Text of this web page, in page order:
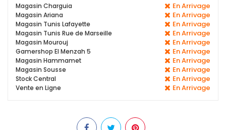
Magasin Charguia En Arrivage
Magasin Ariana En Arrivage
Magasin Tunis Lafayette En Arrivage
Magasin Tunis Rue de Marseille En Arrivage
Magasin Mourouj En Arrivage
Gamershop El Menzah 5 En Arrivage
Magasin Hammamet En Arrivage
Magasin Sousse En Arrivage
Stock Central En Arrivage
Vente en Ligne En Arrivage